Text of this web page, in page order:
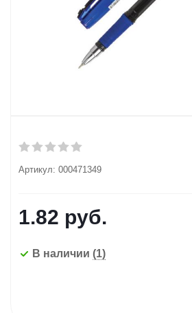
Артикул: 000471349
1.82 руб.
В наличии (1)